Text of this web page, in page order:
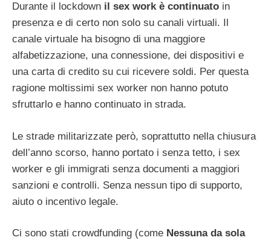
Durante il lockdown il sex work è continuato in
presenza e di certo non solo su canali virtuali. Il
canale virtuale ha bisogno di una maggiore
alfabetizzazione, una connessione, dei dispositivi e
una carta di credito su cui ricevere soldi. Per questa
ragione moltissimi sex worker non hanno potuto
sfruttarlo e hanno continuato in strada.
Le strade militarizzate però, soprattutto nella chiusura
dell’anno scorso, hanno portato i senza tetto, i sex
worker e gli immigrati senza documenti a maggiori
sanzioni e controlli. Senza nessun tipo di supporto,
aiuto o incentivo legale.
Ci sono stati crowdfunding (come Nessuna da sola